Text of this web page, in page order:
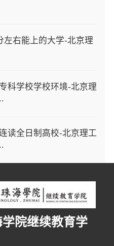
左右能上的大学-北京理
科学校学校环境-北京理
读全日制高校-北京理工
院继续教育学